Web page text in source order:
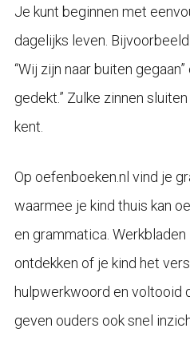
Je kunt beginnen met
dagelijks leven.
“Wij zijn naar buiten
gedekt.” Zulke zinnen
kent.
Op oefenboeken.nl vind je
waarmee je kind thuis kan
en grammatica.
ontdekken of je kind het
hulpwerkwoord en voltooid
geven ouders ook snel